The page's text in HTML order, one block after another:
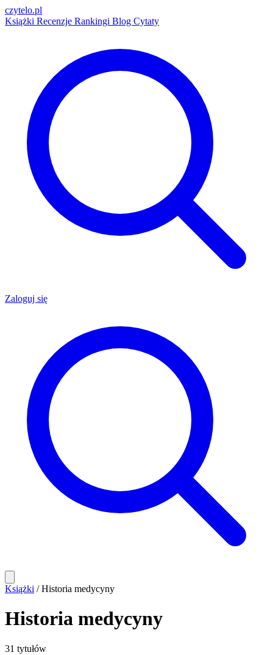
czytelo.pl
Książki Recenzje Rankingi Blog Cytaty
Zaloguj się
Książki / Historia medycyny
Historia medycyny
31 tytułów